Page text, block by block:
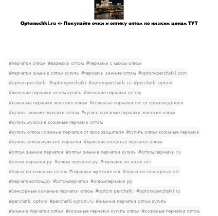
Optomochki.ru <-- Покупайте очки и оптику оптом по низким ценам ТУТ
#перчатки оптом #варежки оптом #перчатки с мехом оптом
#перчатки зимние оптом купить #перчатки зимние оптом #optom-perchatki.com
#optom-perchatki #optomperchatki #optomperchatki.ru #perchatki optom
#женские перчатки оптом купить #женские перчатки оптом
#кожаные перчатки женские оптом #кожаные перчатки опт от производителя
#купить зимние перчатки оптом #купить кожаные перчатки женские оптом
#купить мужские кожаные перчатки оптом
#купить оптом кожаные перчатки от производителя #купить оптом кожаные перчатки
#купить оптом мужские перчатки #мужские кожаные перчатки оптом
#оптом зимние перчатки #оптом зимние перчатки купить #оптом перчатки ru
#оптом перчатки ру #оптом перчатки.ру #перчатки из кожи опт
#перчатки кожаные оптом #перчатки мужские опт #перчатки сенсорные опт
#перчаткиоптом.ру #оптомперчатки #оптомперчатки ру
#сенсорные кожаные перчатки оптом #optom perchatki #optom-perchatki.ru
#perchatki optom #perchatki-optom.ru #зимние перчатки оптом купить
#зимние перчатки оптом #кожаные перчатки купить оптом #кожаные перчатки оптом